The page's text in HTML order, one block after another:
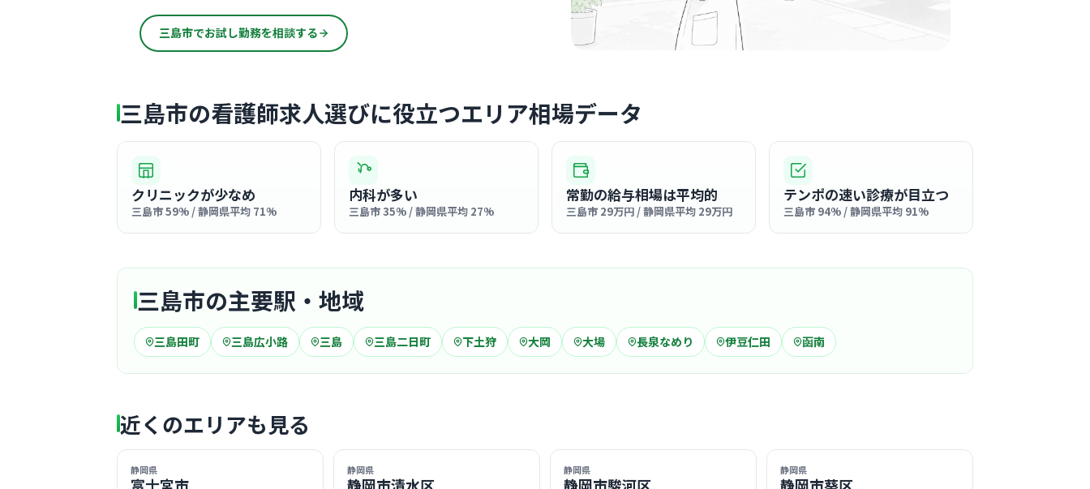
和気あいあいとした雰囲気で、多職種とのチーム医療を大
切にする温かな職場環境です。
… 詳しく見る
診療科 内科
明るく清潔感のある院内は、スタッフも患者さんもリラッ
… 詳しく見る
病院
「無差別・平等の医療」を掲げ、患者さんの立場に立った
温かみのある看護を何より大切にしています。
三島市でお試し勤務を相談する
三島市の看護師求人選びに役立つエリア相場データ
クリニックが少なめ
三島市 59% / 静岡県平均 71%
内科が多い
三島市 35% / 静岡県平均 27%
常勤の給与相場は平均的
三島市 29万円 / 静岡県平均 29万円
テンポの速い診療が目立つ
三島市 94% / 静岡県平均 91%
三島市の主要駅・地域
三島田町 三島広小路 三島 三島二日町 下土狩 大岡 大場 長泉なめり 伊豆仁田 函南
近くのエリアも見る
静岡県
富士宮市
静岡県
静岡市清水区
静岡県
静岡市駿河区
静岡県
静岡市葵区